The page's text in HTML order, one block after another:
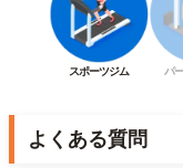
スポーツジム パ
よくある質問